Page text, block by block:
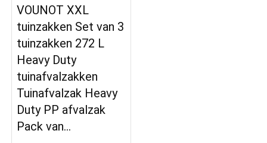
VOUNOT XXL
tuinzakken Set van 3
tuinzakken 272 L
Heavy Duty
tuinafvalzakken
Tuinafvalzak Heavy
Duty PP afvalzak
Pack van…